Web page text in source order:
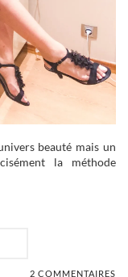
beauté mais un
la méthode
2 COMMENTAIRES